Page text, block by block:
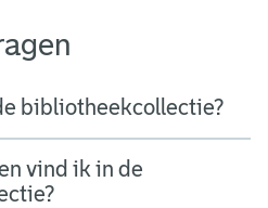
bibliotheekcollectie?
vind ik in de